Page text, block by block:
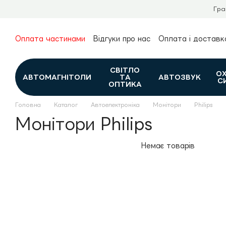
Оплата частинами Відгуки про нас
Оплата і
Контакти
Каталог
АВТОМАГНІТОЛИ
СВІТЛО
ТА
ОПТИКА
АВТОЗВУК
Головна Каталог Автоелектроніка Монітори Philips
Монітори Philips
Немає товарів